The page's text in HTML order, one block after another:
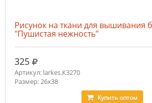
Рисунок на ткани для вышивания
"Пушистая нежность"
325 руб.
Артикул: larkes.К3270
Размер: 26х38
Купитьоптом